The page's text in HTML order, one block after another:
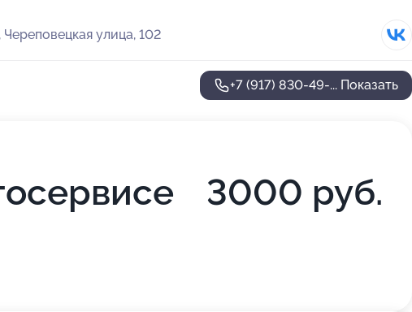
улица, 102
+7 (917) 830-49-... Показать
3000 руб.